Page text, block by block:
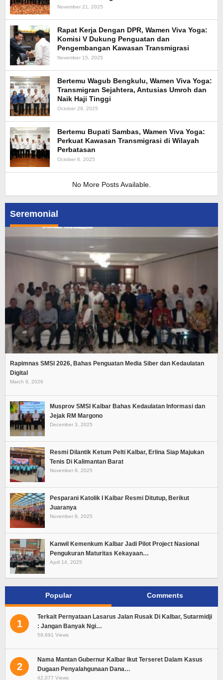
Seremonial
Rapimnas SMSI 2026, Bahas Penguatan Media Siber dan Kedaulatan
Digital
March 9, 2026
Musprov SMSI Kalbar Bahas Kedaulatan Informasi dan
Jejak RM Margono
December 3, 2025
Resmi Dilantik Ketum Pelti Kalbar, Erlina Siap Majukan
Tenis Di Kalimantan Barat
November 8, 2025
Pesparani Katolik I Kalbar Resmi Ditutup, Berikut
Juaranya
November 8, 2025
Kanwil Kemenkum Kalbar Jadi Pilot Project Nasional
Pengukuran Maturitas Kekayaan…
April 14, 2025
Popular Comments
1
Terkait Pernyataan Lasarus Jalan Rusak Di Kalbar, Sutarmidji
: Jangan Banyak Ngi…
59,691 Views
2
Nama Mantan Gubernur Kalbar Ikut Terseret Dalam Kasus
Dugaan Penyalahgunaan Dana…
42,077 Views
November 21, 2025
Rapat Kerja Dengan DPR, Wamen Viva Yoga:
Komisi V Dukung Penguatan dan
Pengembangan Kawasan Transmigrasi
November 15, 2025
Bertemu Wagub Bengkulu, Wamen Viva Yoga:
Transmigran Sejahtera, Antusias Umroh dan
Naik Haji Tinggi
October 29, 2025
Bertemu Bupati Sambas, Wamen Viva Yoga:
Perkuat Kawasan Transmigrasi di Wilayah
Perbatasan
October 6, 2025
No More Posts Available.